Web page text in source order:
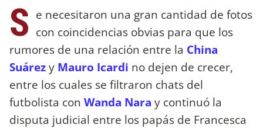
S e necesitaron una gran cantidad de fotos
con coincidencias obvias para que los
rumores de una relación entre la China
Suárezy Mauro Icardi no dejen de crecer,
entre los cuales se filtraron chats del
futbolista con Wanda Nara y continuó la
disputa judicial entre los papás de Francesca